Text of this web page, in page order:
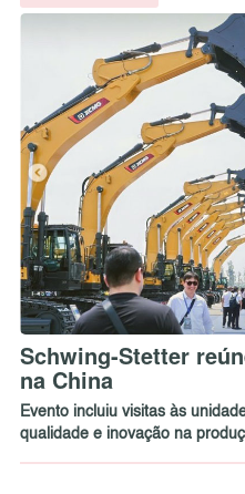
Schwing-Stetter
na China
Evento incluiu visitas às
qualidade e inovação na